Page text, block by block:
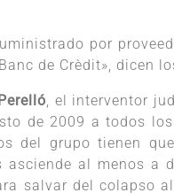
por
de Crèdit», dicen
, el interventor
de 2009 a todos
del grupo tienen
asciende al menos a
salvar del colapso